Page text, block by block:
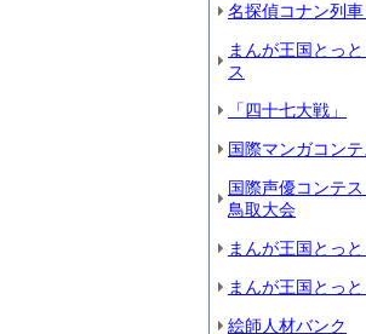
名探偵コナン列
まんが王国とっ
ス
「四十七大戦」
国際マンガコンテ
国際声優コンテス
鳥取大会
まんが王国とっ
まんが王国とっ
絵師人材バンク